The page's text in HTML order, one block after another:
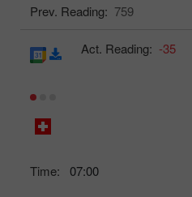
Prev. Reading: 759
Time: 07:00
Act. Reading: -35